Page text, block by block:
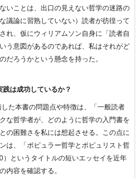
いことは、出口の見えない哲学の迷路の
議論に習熟していない）読者が彷徨って
れ、仮にウィリアムソン自身に「読者自
う意図があるのであれば、私はそれがど
だろうかという懸念を持った。
は成功しているか？
した本書の問題点や特徴は、「一般読者
な哲学者が、どのように哲学の入門書を
の困難さを私には想起させる。この点に
は、「ポピュラー哲学とポピュリスト哲
というタイトルの短いエッセイを近年
内容を確認する。